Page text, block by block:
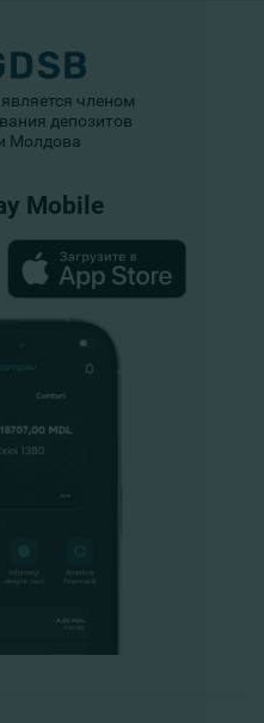
членом
депозитов
Молдова
Mobile